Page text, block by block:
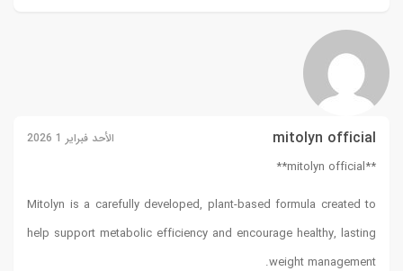
mitolyn official الأحد فبراير 1 2026
**mitolyn official**
Mitolyn is a carefully developed, plant-based formula created to
help support metabolic efficiency and encourage healthy, lasting
weight management.